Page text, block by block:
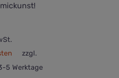
zzgl.
5 Werktage